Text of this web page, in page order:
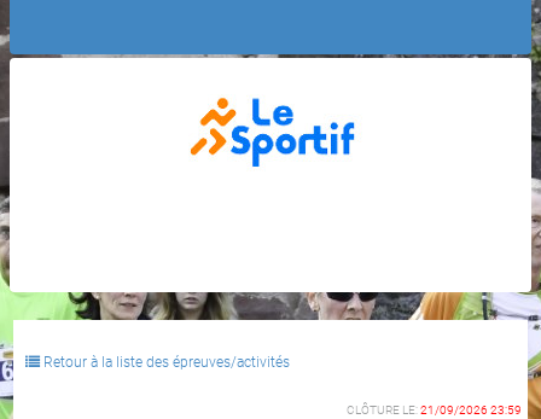
Retour à la liste des épreuves/activités
CLÔTURE LE:21/09/2026 23:59